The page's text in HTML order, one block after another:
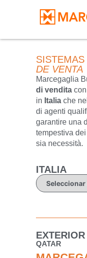
DE VENTA
Marcegaglia
di vendita
in Italia che nel
di agenti
garantire una
tempestiva
sia necessità.
ITALIA
EXTERIOR
QATAR